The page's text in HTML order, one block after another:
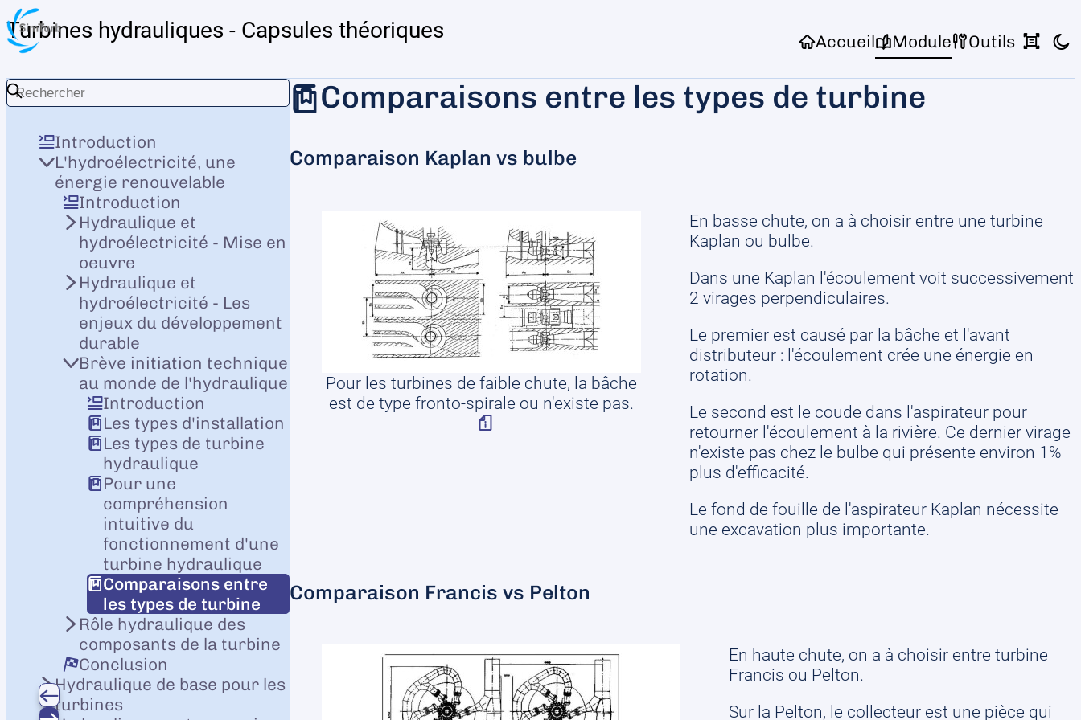
Turbines hydrauliques - Capsules théoriques Accueil Module Outils
Comparaisons entre les types de turbine
Comparaison Kaplan vs bulbe
Pour les turbines de faible chute, la bâche
est de type fronto-spirale ou n'existe pas.
En basse chute, on a à choisir entre une turbine
Kaplan ou bulbe.
Dans une Kaplan l'écoulement voit successivement
2 virages perpendiculaires.
Le premier est causé par la bâche et l'avant
distributeur : l'écoulement crée une énergie en
rotation.
Le second est le coude dans l'aspirateur pour
retourner l'écoulement à la rivière. Ce dernier virage
n'existe pas chez le bulbe qui présente environ 1%
plus d'efficacité.
Le fond de fouille de l'aspirateur Kaplan nécessite
une excavation plus importante.
Comparaison Francis vs Pelton
En haute chute, on a à choisir entre turbine
Francis ou Pelton.
Sur la Pelton, le collecteur est une pièce qui
Introduction
L'hydroélectricité, une
énergie renouvelable
Introduction
Hydraulique et
hydroélectricité - Mise en
oeuvre
Hydraulique et
hydroélectricité - Les
enjeux du développement
durable
Brève initiation technique
au monde de l'hydraulique
Introduction
Les types d'installation
Les types de turbine
hydraulique
Pour une
compréhension
intuitive du
fonctionnement d'une
turbine hydraulique
Comparaisons entre
les types de turbine
Rôle hydraulique des
composants de la turbine
Conclusion
Hydraulique de base pour les
turbines